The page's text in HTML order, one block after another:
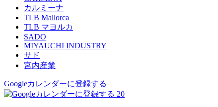
カルミーナ
TLB Mallorca
TLB マヨルカ
SADO
MIYAUCHI INDUSTRY
サド
宮内産業
Googleカレンダーに登録する
20